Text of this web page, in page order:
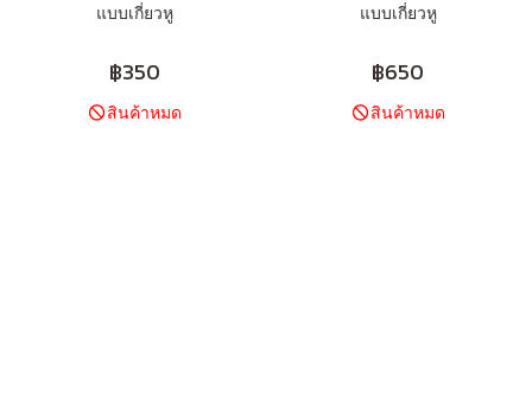
แบบเกี่ยวหู
฿350
สินค้าหมด
แบบเกี่ยวหู
฿650
สินค้าหมด